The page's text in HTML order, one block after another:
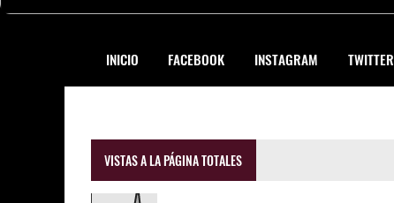
INICIO FACEBOOK INSTAGRAM TWITTER
VISTAS A LA PÁGINA TOTALES